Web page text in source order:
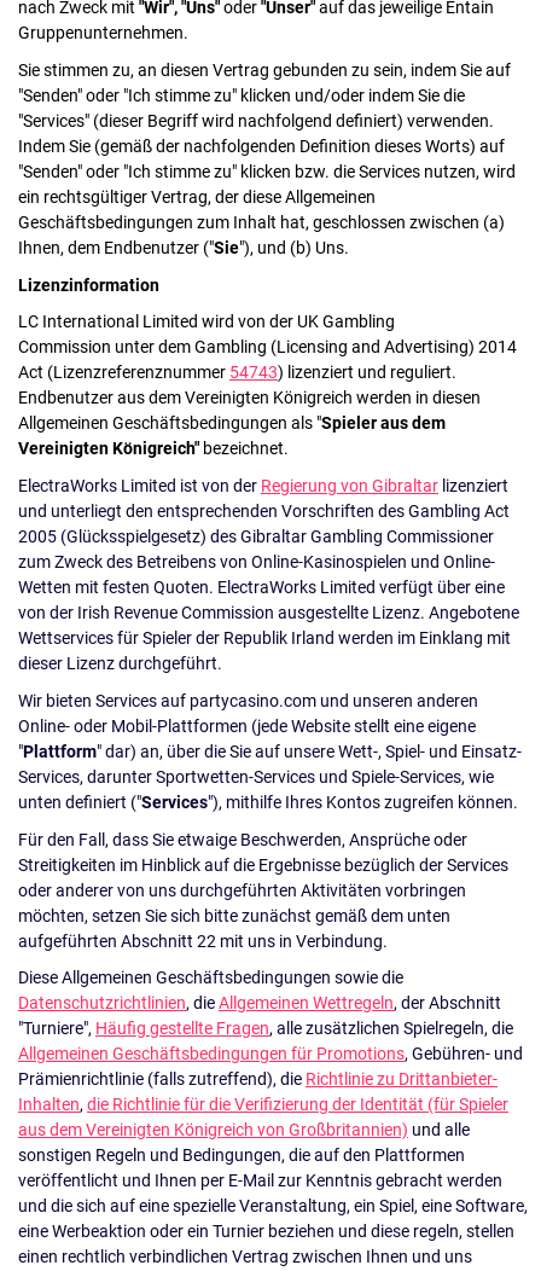
nach Zweck mit "Wir", "Uns"oder"Unser"auf das jeweilige Entain
Gruppenunternehmen.
Sie stimmen zu, an diesen Vertrag gebunden zu sein, indem Sie auf
"Senden" oder "Ich stimme zu" klicken und/oder indem Sie die
"Services" (dieser Begriff wird nachfolgend definiert) verwenden.
Indem Sie (gemäß der nachfolgenden Definition dieses Worts) auf
"Senden" oder "Ich stimme zu" klicken bzw. die Services nutzen, wird
ein rechtsgültiger Vertrag, der diese Allgemeinen
Geschäftsbedingungen zum Inhalt hat, geschlossen zwischen (a)
Ihnen, dem Endbenutzer ("Sie"), und (b) Uns.
Lizenzinformation
LC International Limited wird von der UK Gambling
Commission unter dem Gambling (Licensing and Advertising) 2014
Act (Lizenzreferenznummer 54743) lizenziert und reguliert.
Endbenutzer aus dem Vereinigten Königreich werden in diesen
Allgemeinen Geschäftsbedingungen als "Spieler aus dem
Vereinigten Königreich" bezeichnet.
ElectraWorks Limited ist von der Regierung von Gibraltar lizenziert
und unterliegt den entsprechenden Vorschriften des Gambling Act
2005 (Glücksspielgesetz) des Gibraltar Gambling Commissioner
zum Zweck des Betreibens von Online-Kasinospielen und Online-
Wetten mit festen Quoten. ElectraWorks Limited verfügt über eine
von der Irish Revenue Commission ausgestellte Lizenz. Angebotene
Wettservices für Spieler der Republik Irland werden im Einklang mit
dieser Lizenz durchgeführt.
Wir bieten Services auf partycasino.com und unseren anderen
Online- oder Mobil-Plattformen (jede Website stellt eine eigene
"Plattform" dar) an, über die Sie auf unsere Wett-, Spiel- und Einsatz-
Services, darunter Sportwetten-Services und Spiele-Services, wie
unten definiert ("Services"), mithilfe Ihres Kontos zugreifen können.
Für den Fall, dass Sie etwaige Beschwerden, Ansprüche oder
Streitigkeiten im Hinblick auf die Ergebnisse bezüglich der Services
oder anderer von uns durchgeführten Aktivitäten vorbringen
möchten, setzen Sie sich bitte zunächst gemäß dem unten
aufgeführten Abschnitt 22 mit uns in Verbindung.
Diese Allgemeinen Geschäftsbedingungen sowie die
Datenschutzrichtlinien, dieAllgemeinen Wettregeln, der Abschnitt
"Turniere", Häufig gestellte Fragen, alle zusätzlichen Spielregeln, die
Allgemeinen Geschäftsbedingungen für Promotions, Gebühren- und
Prämienrichtlinie (falls zutreffend), die Richtlinie zu Drittanbieter-
Inhalten,die Richtlinie für die Verifizierung der Identität (für Spieler
aus dem Vereinigten Königreich von Großbritannien) und alle
sonstigen Regeln und Bedingungen, die auf den Plattformen
veröffentlicht und Ihnen per E-Mail zur Kenntnis gebracht werden
und die sich auf eine spezielle Veranstaltung, ein Spiel, eine Software,
eine Werbeaktion oder ein Turnier beziehen und diese regeln, stellen
einen rechtlich verbindlichen Vertrag zwischen Ihnen und uns